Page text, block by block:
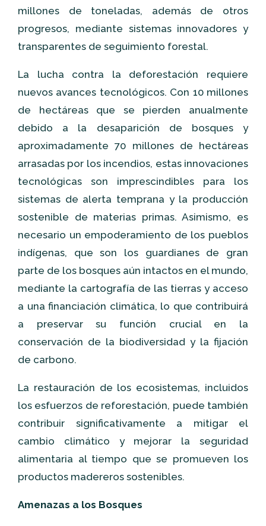
millones de toneladas, además de otros
progresos, mediante sistemas innovadores y
transparentes de seguimiento forestal.
La lucha contra la deforestación requiere
nuevos avances tecnológicos. Con 10 millones
de hectáreas que se pierden anualmente
debido a la desaparición de bosques y
aproximadamente 70 millones de hectáreas
arrasadas por los incendios, estas innovaciones
tecnológicas son imprescindibles para los
sistemas de alerta temprana y la producción
sostenible de materias primas. Asimismo, es
necesario un empoderamiento de los pueblos
indígenas, que son los guardianes de gran
parte de los bosques aún intactos en el mundo,
mediante la cartografía de las tierras y acceso
a una financiación climática, lo que contribuirá
a preservar su función crucial en la
conservación de la biodiversidad y la fijación
de carbono.
La restauración de los ecosistemas, incluidos
los esfuerzos de reforestación, puede también
contribuir significativamente a mitigar el
cambio climático y mejorar la seguridad
alimentaria al tiempo que se promueven los
productos madereros sostenibles.
Amenazas a los Bosques